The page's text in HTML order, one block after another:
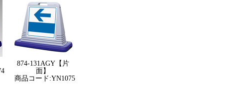
874-131AGY【片
面】
商品コード:YN1075